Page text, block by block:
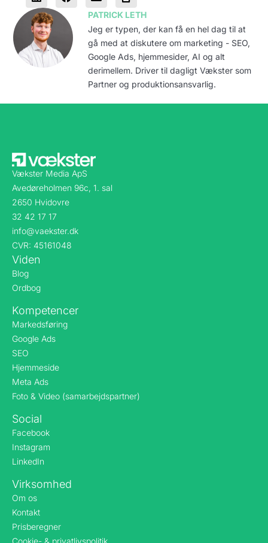
PATRICK LETH
Jeg er typen, der kan få en hel dag til at
gå med at diskutere om marketing - SEO,
Google Ads, hjemmesider, AI og alt
derimellem. Driver til dagligt Vækster som
Partner og produktionsansvarlig.
Vækster Media ApS
Avedøreholmen 96c, 1. sal
2650 Hvidovre
32 42 17 17
info@vaekster.dk
CVR: 45161048
Viden
Blog
Ordbog
Kompetencer
Markedsføring
Google Ads
SEO
Hjemmeside
Meta Ads
Foto & Video (samarbejdspartner)
Social
Facebook
Instagram
LinkedIn
Virksomhed
Om os
Kontakt
Prisberegner
Cookie- & privatlivspolitik